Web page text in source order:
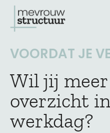
naar
VOORDAT JE
Wil jij
overzicht
werkdag?